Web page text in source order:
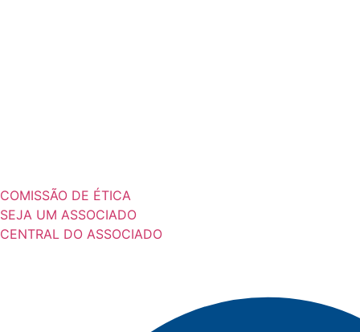
COMISSÃO DE ÉTICA
SEJA UM ASSOCIADO
CENTRAL DO ASSOCIADO